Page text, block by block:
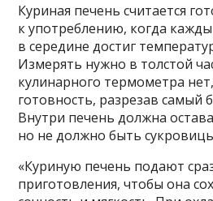
Куриная печень считается
к употреблению, когда
в середине достиг
Измерять нужно в толстой
кулинарного термометра
готовность, разрезав самый
Внутри печень должна
но не должно быть
«Куриную печень подают
приготовления, чтобы она